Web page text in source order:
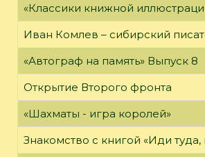
«Классики книжной
Иван Комлев – сибирский
«Автограф на память» Выпуск 8
Открытие Второго фронта
«Шахматы - игра королей»
Знакомство с книгой «Иди